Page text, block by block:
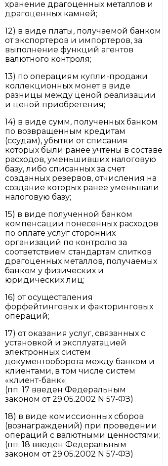
хранение драгоценных металлов и
драгоценных камней;
12) в виде платы, получаемой банком
от экспортеров и импортеров, за
выполнение функций агентов
валютного контроля;
13) по операциям купли-продажи
коллекционных монет в виде
разницы между ценой реализации
и ценой приобретения;
14) в виде сумм, полученных банком
по возвращенным кредитам
(ссудам), убытки от списания
которых были ранее учтены в составе
расходов, уменьшивших налоговую
базу, либо списанных за счет
созданных резервов, отчисления на
создание которых ранее уменьшали
налоговую базу;
15) в виде полученной банком
компенсации понесенных расходов
по оплате услуг сторонних
организаций по контролю за
соответствием стандартам слитков
драгоценных металлов, получаемых
банком у физических и
юридических лиц;
16) от осуществления
форфейтинговых и факторинговых
операций;
17) от оказания услуг, связанных с
установкой и эксплуатацией
электронных систем
документооборота между банком и
клиентами, в том числе систем
«клиент-банк»;
(пп. 17 введен Федеральным
законом от 29.05.2002 N 57-ФЗ)
18) в виде комиссионных сборов
(вознаграждений) при проведении
операций с валютными ценностями;
(пп. 18 введен Федеральным
законом от 29.05.2002 N 57-ФЗ)